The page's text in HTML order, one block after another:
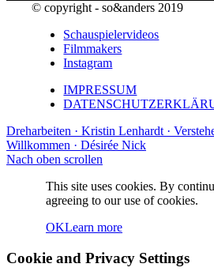
© copyright - so&anders 2019
Schauspielervideos
Filmmakers
Instagram
IMPRESSUM
Dreharbeiten · Kristin Lenhardt ·
Willkommen · Désirée Nick
Nach oben scrollen
This site uses cookies. By
agreeing to our use of cookies.
OKLearn more
Cookie and Privacy Settings